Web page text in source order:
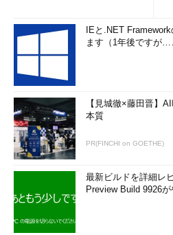
IEと.NET
ます（1年後ですが
【見城徹×藤田晋】
本質
PR(FINCHI on GOETHE)
最新ビルドを詳細レ
Preview Build 9926